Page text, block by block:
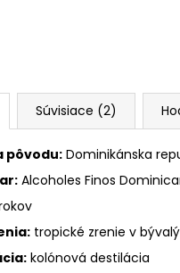
Súvisiace (2)
pôvodu: Dominikánska
Alcoholes Finos
tropické zrenie v
kolónová destilácia